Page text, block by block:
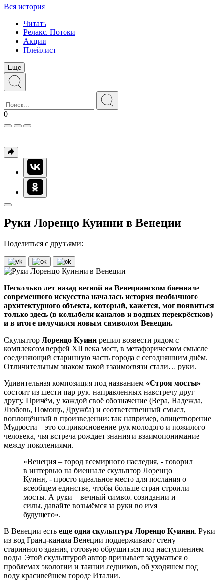
Вся история
Читать
Релакс. Потоки
Акции
Плейлист
Еще
0+
Руки Лоренцо Куинни в Венеции
Поделиться с друзьями:
Несколько лет назад весной на Венецианском биеннале
современного искусства началась история необычного
архитектурного объекта, который, кажется, мог появиться
только здесь (в колыбели каналов и водных перекрёстков)
и в итоге получился новым символом Венеции.
Скульптор Лоренцо Куинн решил возвести рядом с
комплексом верфей XII века мост, в метафорическом смысле
соединяющий старинную часть города с сегодняшним днём.
Отличительным знаком такой взаимосвязи стали… руки.
Удивительная композиция под названием «Строя мосты»
состоит из шести пар рук, направленных навстречу друг
другу. Причём, у каждой своё обозначение (Вера, Надежда,
Любовь, Помощь, Дружба) и соответственный смысл,
воплощённый в произведении: так например, олицетворение
Мудрости – это соприкосновение рук молодого и пожилого
человека, чья встреча рождает знания и взаимопонимание
между поколениями.
«Венеция – город всемирного наследия, - говорил
в интервью на биеннале скульптор Лоренцо
Куинн, - просто идеальное место для послания о
всеобщем единстве, чтобы больше стран строили
мосты. А руки – вечный символ созидании и
силы, давайте возьмёмся за руки во имя
будущего».
В Венеции есть еще одна скульптура Лоренцо Куинни. Руки
из вод Гранд-канала Венеции поддерживают стену
старинного здания, готовую обрушиться под наступлением
воды. Этой скульптурой автор призывает задуматься о
проблемах экологии и таянии ледников, об уходящем под
воду красивейшем городе Италии.